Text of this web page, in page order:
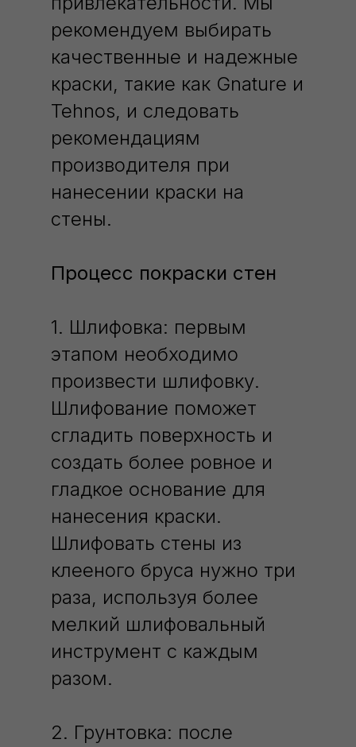
рекомендуем выбирать
качественные и надежные
краски, такие как Gnature и
Tehnos, и следовать
рекомендациям
производителя при
нанесении краски на
стены.
Процесс покраски стен
1. Шлифовка: первым
этапом необходимо
произвести шлифовку.
Шлифование поможет
сгладить поверхность и
создать более ровное и
гладкое основание для
нанесения краски.
Шлифовать стены из
клееного бруса нужно три
раза, используя более
мелкий шлифовальный
инструмент с каждым
разом.
2. Грунтовка: после